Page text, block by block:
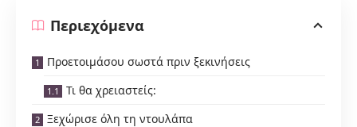
Περιεχόμενα
Προετοιμάσου σωστά πριν ξεκινήσεις
Τι θα χρειαστείς:
Ξεχώρισε όλη τη ντουλάπα